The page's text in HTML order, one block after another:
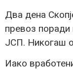
Два дена
превоз поради
ЈСП. Никогаш
Иако